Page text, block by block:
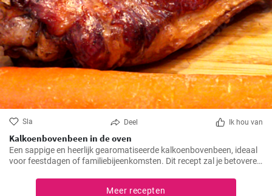
Sla Deel Ik hou van
Kalkoenbovenbeen in de oven
Een sappige en heerlijk gearomatiseerde kalkoenbovenbeen, ideaal
voor feestdagen of familiebijeenkomsten. Dit recept zal je betoveren
Meer recepten